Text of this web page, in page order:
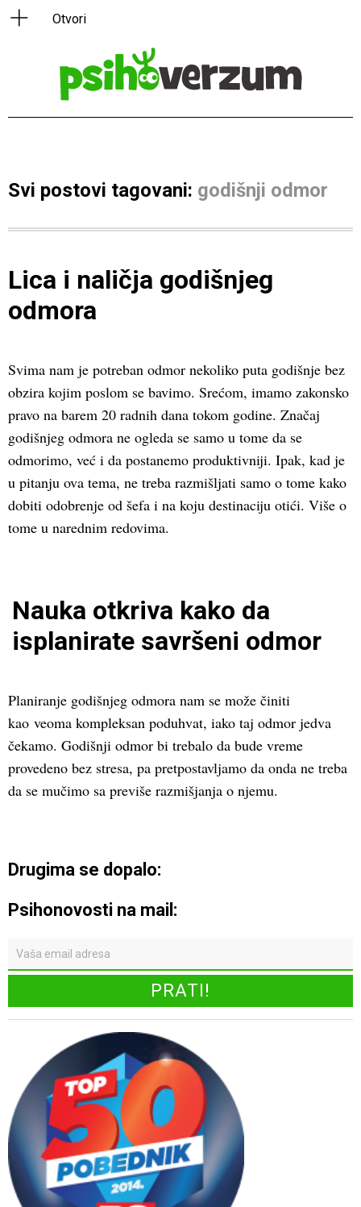
Svi postovi tagovani: godišnji odmor
Lica i naličja godišnjeg
odmora
Svima nam je potreban odmor nekoliko puta godišnje bez
obzira kojim poslom se bavimo. Srećom, imamo zakonsko
pravo na barem 20 radnih dana tokom godine. Značaj
godišnjeg odmora ne ogleda se samo u tome da se
odmorimo, već i da postanemo produktivniji. Ipak, kad je
u pitanju ova tema, ne treba razmišljati samo o tome kako
dobiti odobrenje od šefa i na koju destinaciju otići. Više o
tome u narednim redovima.
Nauka otkriva kako da
isplanirate savršeni odmor
Planiranje godišnjeg odmora nam se može činiti
kao veoma kompleksan poduhvat, iako taj odmor jedva
čekamo. Godišnji odmor bi trebalo da bude vreme
provedeno bez stresa, pa pretpostavljamo da onda ne treba
da se mučimo sa previše razmišjanja o njemu.
Drugima se dopalo:
Psihonovosti na mail: